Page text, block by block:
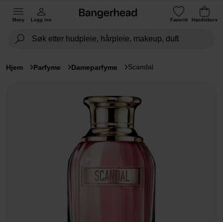
Meny Logg inn Favoritt Handlekurv
Hjem Parfyme Dameparfyme Scandal